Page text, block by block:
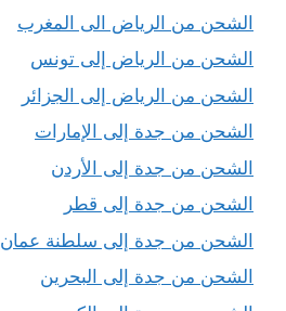
الشحن من الرياض الى المغرب
الشحن من الرياض إلى تونس
الشحن من الرياض إلى الجزائر
الشحن من جدة إلى الإمارات
الشحن من جدة إلى الأردن
الشحن من جدة إلى قطر
الشحن من جدة إلى سلطنة عمان
الشحن من جدة إلى البحرين